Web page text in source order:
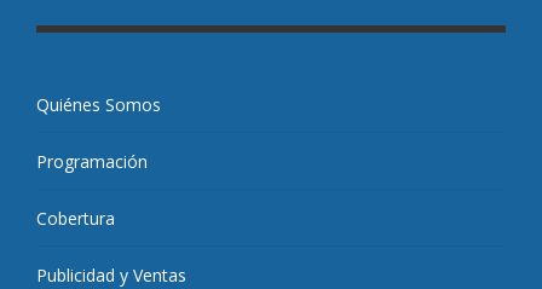
Quiénes Somos
Programación
Cobertura
Publicidad y Ventas